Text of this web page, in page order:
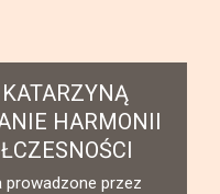
HARMONII
prowadzone przez